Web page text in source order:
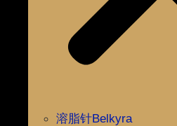
溶脂针Belkyra